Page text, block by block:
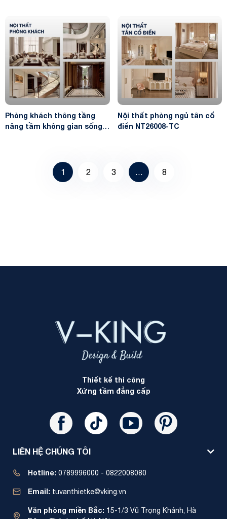
Phòng khách thông tầng
nâng tầm không gian sống
Nội thất phòng ngủ tân cổ
điển NT26008-TC
1 2 3 … 8
Thiết kế thi công
Xứng tầm đẳng cấp
LIÊN HỆ CHÚNG TÔI
Hotline: 0789996000 - 0822008080
Email: tuvanthietke@vking.vn
Văn phòng miền Bắc: 15-1/3 Vũ Trọng Khánh, Hà